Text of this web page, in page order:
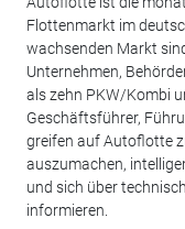
Flottenmarkt im
wachsenden Markt
Unternehmen,
als zehn PKW/Kombi
Geschäftsführer,
greifen auf Autoflotte
auszumachen,
und sich über
informieren.